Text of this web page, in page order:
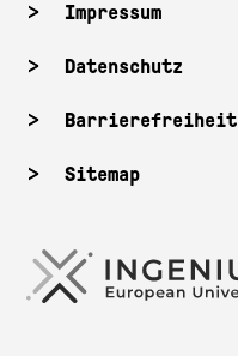
Impressum
Datenschutz
Barrierefreiheit
Sitemap